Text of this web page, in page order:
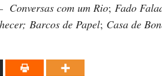
Conversas com um Rio; Fado
Barcos de Papel; Casa de